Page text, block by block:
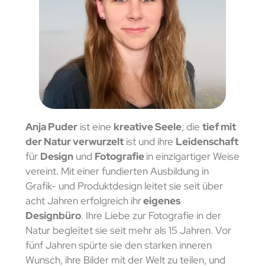
Anja Puderist eine kreative Seele, die tief mit
der Natur verwurzeltist und ihre Leidenschaft
für Designund Fotografiein einzigartiger Weise
vereint. Mit einer fundierten Ausbildung in
Grafik- und Produktdesign leitet sie seit über
acht Jahren erfolgreich ihreigenes
Designbüro. Ihre Liebe zur Fotografie in der
Natur begleitet sie seit mehr als 15 Jahren. Vor
fünf Jahren spürte sie den starken inneren
Wunsch, ihre Bilder mit der Welt zu teilen, und